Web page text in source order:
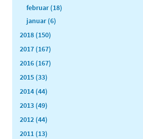
februar (18)
januar (6)
2018 (150)
2017 (167)
2016 (167)
2015 (33)
2014 (44)
2013 (49)
2012 (44)
2011 (13)